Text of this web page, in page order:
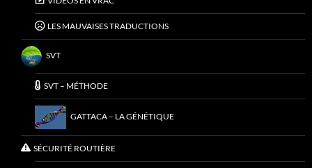
LES MAUVAISES TRADUCTIONS
SVT
SVT – MÉTHODE
GATTACA – LA GÉNÉTIQUE
SÉCURITÉ ROUTIÈRE